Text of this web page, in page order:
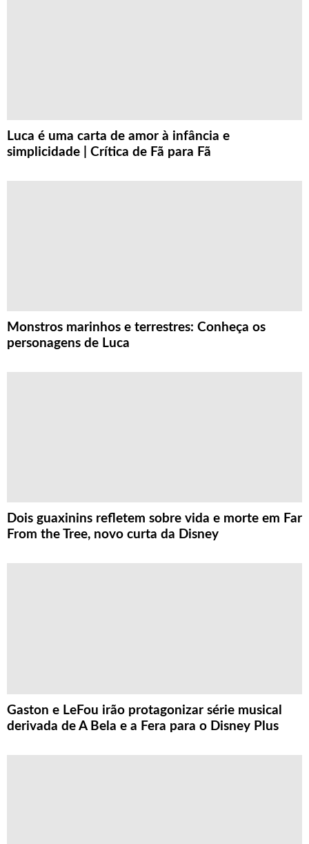
Luca é uma carta de amor à infância e
simplicidade | Crítica de Fã para Fã
Monstros marinhos e terrestres: Conheça os
personagens de Luca
Dois guaxinins refletem sobre vida e morte em Far
From the Tree, novo curta da Disney
Gaston e LeFou irão protagonizar série musical
derivada de A Bela e a Fera para o Disney Plus